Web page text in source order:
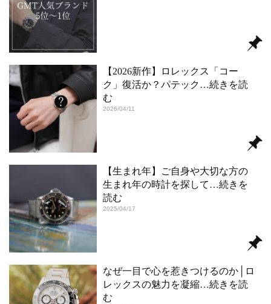
【2026新作】ロレックス「コー
ク」復活か？パテック …続きを読
む
2026/04/11
【生まれ年】ご自身や大切な方の
生まれ年の時計を探して …続きを
読む
2025/04/17
なぜ一目で心を惹きつけるのか│ロ
レックスの魅力を凝縮…続きを読
む